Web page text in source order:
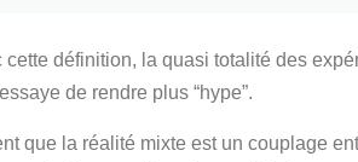
cette définition, la quasi totalité des
de rendre plus “hype”.
que la réalité mixte est un couplage